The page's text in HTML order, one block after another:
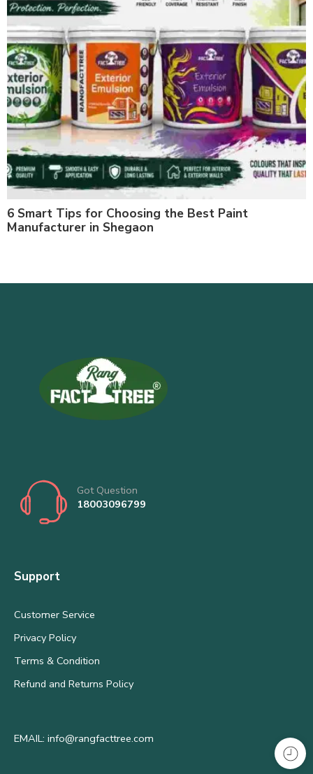
6 Smart Tips for Choosing the Best Paint
Manufacturer in Shegaon
Got Question
18003096799
Support
Customer Service
Privacy Policy
Terms & Condition
Refund and Returns Policy
EMAIL: info@rangfacttree.com